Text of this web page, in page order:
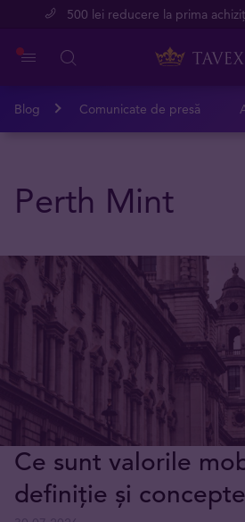
500 lei reducere la prima
Blog Comunicate de presă
Perth Mint
Ce sunt valorile
definiție și